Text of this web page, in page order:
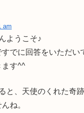
am
ようこそ♪
でに回答をいただい
ます^^
と、天使のくれた奇
ね。